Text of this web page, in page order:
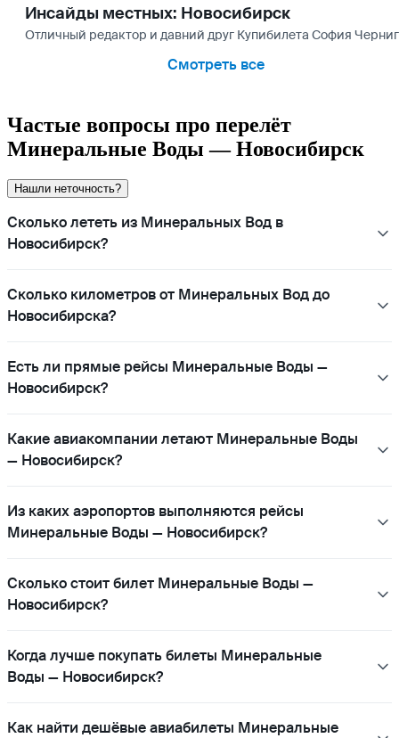
Инсайды местных: Новосибирск
Отличный редактор и давний друг Купибилета София
Смотреть все
Частые вопросы про перелёт
Минеральные Воды — Новосибирск
Нашли неточность?
Сколько лететь из Минеральных Вод в
Новосибирск?
Сколько километров от Минеральных Вод до
Новосибирска?
Есть ли прямые рейсы Минеральные Воды —
Новосибирск?
Какие авиакомпании летают Минеральные Воды
— Новосибирск?
Из каких аэропортов выполняются рейсы
Минеральные Воды — Новосибирск?
Сколько стоит билет Минеральные Воды —
Новосибирск?
Когда лучше покупать билеты Минеральные
Воды — Новосибирск?
Как найти дешёвые авиабилеты Минеральные